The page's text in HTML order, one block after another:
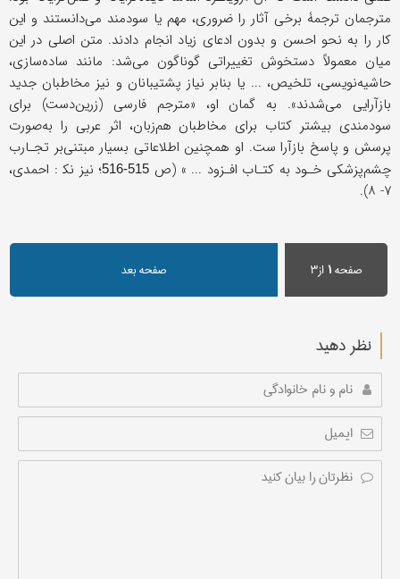
مترجمان ترجمۀ برخی آثار را ضروری، مهم یا سودمند می‌دانستند و این
کار را به نحو احسن و بدون ادعای زیاد انجام دادند. متن اصلی در این
میان معمولاً دستخوش تغییراتی گوناگون می‌شد: مانند ساده‌سازی،
حاشیه‌نویسی، تلخیص، ... یا بنابر نیاز پشتیبانان و نیز مخاطبان جدید
بازآرایی می‌شدند». به گمان او، «مترجم فارسی (زرین‌دست) برای
سودمندی بیشتر کتاب برای مخاطبان هم‌زبان، اثر عربی را به‌صورت
پرسش و پاسخ بازآرا ست. او همچنین اطلاعاتی بسیار مبتنی‌بر تجـارب
چشم‌پزشکی خـود به کتـاب افـزود ... » (ص 515-516
؛ نیز نک‍ : احمدی،
۷- ۸).
صفحه۱ از۳ صفحه بعد
نظر دهید